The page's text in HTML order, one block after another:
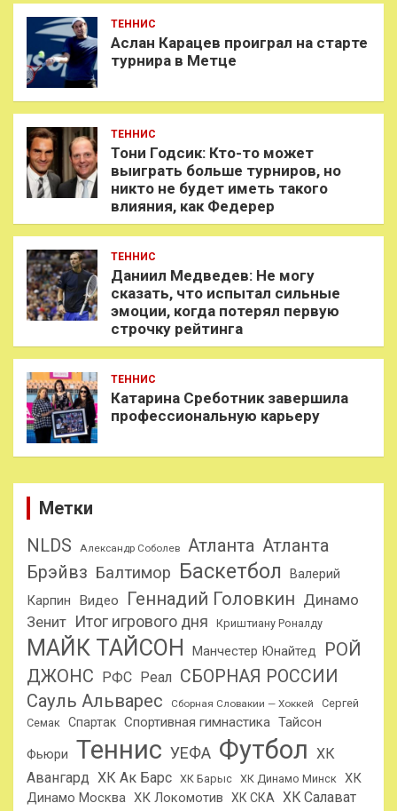
ТЕННИС
Аслан Карацев проиграл на старте
турнира в Метце
ТЕННИС
Тони Годсик: Кто-то может
выиграть больше турниров, но
никто не будет иметь такого
влияния, как Федерер
ТЕННИС
Даниил Медведев: Не могу
сказать, что испытал сильные
эмоции, когда потерял первую
строчку рейтинга
ТЕННИС
Катарина Среботник завершила
профессиональную карьеру
Метки
NLDS
Александр Соболев Атланта Атланта
Брэйвз Балтимор Баскетбол
Валерий
Карпин
Видео Геннадий Головкин Динамо
Зенит Итог игрового дня Криштиану Роналду
МАЙК ТАЙСОН Манчестер Юнайтед
РОЙ
ДЖОНС
РФС Реал СБОРНАЯ РОССИИ
Сауль Альварес Сборная Словакии — Хоккей
Сергей
Семак Спартак Спортивная гимнастика Тайсон
Фьюри Теннис УЕФА Футбол ХК
Авангард ХК Ак Барс ХК Барыс ХК Динамо Минск ХК
Динамо Москва ХК Локомотив ХК СКА
ХК Салават